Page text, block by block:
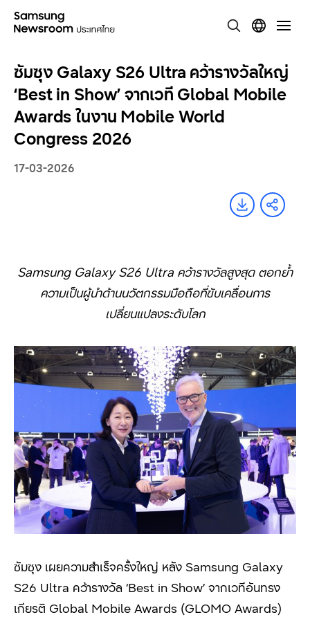
ซัมซุง Galaxy S26 Ultra คว้ารางวัลใหญ่
‘Best in Show’ จากเวที Global Mobile
Awards ในงาน Mobile World
Congress 2026
17-03-2026
Samsung Galaxy S26 Ultra คว้ารางวัลสูงสุด ตอกย้ำ
ความเป็นผู้นำด้านนวัตกรรมมือถือที่ขับเคลื่อนการ
เปลี่ยนแปลงระดับโลก
ซัมซุง เผยความสำเร็จครั้งใหญ่ หลัง Samsung Galaxy
S26 Ultra คว้ารางวัล ‘Best in Show’ จากเวทีอันทรง
เกียรติ Global Mobile Awards (GLOMO Awards)